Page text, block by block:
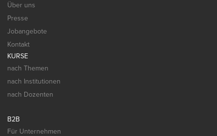
Über uns
Presse
Jobangebote
Kontakt
KURSE
nach Themen
nach Institutionen
nach Dozenten
B2B
Für Unternehmen